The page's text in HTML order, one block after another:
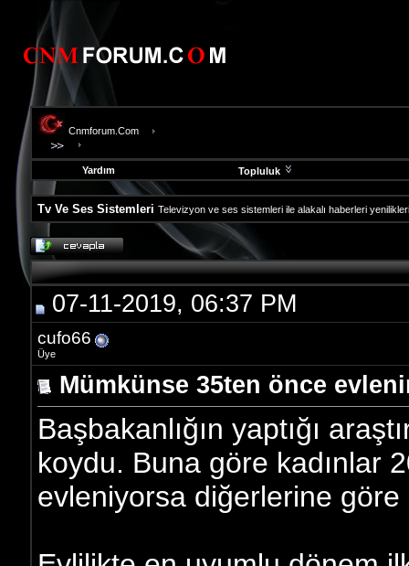
Cnmforum.Com
Yardım Topluluk
Tv Ve Ses Sistemleri Televizyon ve ses sistemleri ile alakalı haberleri
evooli
fethiye
escort
gaziantep
escort
gaziantep
escort
07-11-2019, 06:37 PM
cufo66
Üye
Mümkünse 35ten önce
Başbakanlığın yaptığı
koydu. Buna göre kadınlar
evleniyorsa diğerlerine